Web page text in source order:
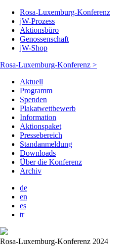
Rosa-Luxemburg-Konferenz
jW-Prozess
Aktionsbüro
Genossenschaft
jW-Shop
Rosa-Luxemburg-Konferenz >
Aktuell
Programm
Spenden
Plakatwettbewerb
Information
Aktionspaket
Pressebereich
Standanmeldung
Downloads
Über die Konferenz
Archiv
de
en
es
tr
Rosa-Luxemburg-Konferenz 2024